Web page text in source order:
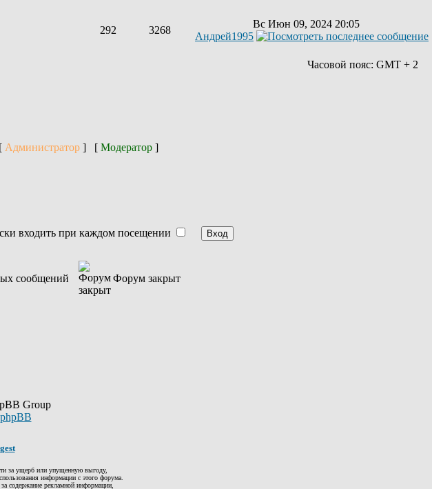
292 3268
Вс Июн 09, 2024 20:05
Андрей1995
Часовой пояс: GMT + 2
Администратор ] [ Модератор ]
входить при каждом посещении
сообщений Форум закрыт
Group
за ущерб или упущенную выгоду,
информации с этого форума.
содержание рекламной информации,